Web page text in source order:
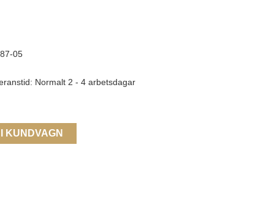
05
Normalt 2 - 4 arbetsdagar
KUNDVAGN